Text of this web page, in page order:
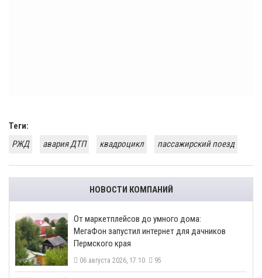
Теги:
РЖД
авария ДТП квадроцикл пассажирский поезд
НОВОСТИ КОМПАНИЙ
От маркетплейсов до умного дома:
МегаФон запустил интернет для дачников
Пермского края
06 августа 2026, 17:10 95